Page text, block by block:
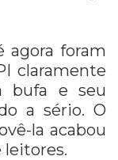
agora foram
claramente
bufa e seu
a sério. O
la acabou
leitores.